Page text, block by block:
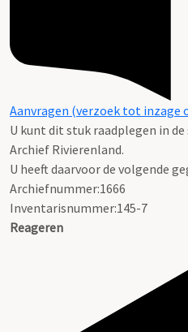
Aanvragen (verzoek tot inzage
U kunt dit stuk raadplegen in
Archief Rivierenland.
U heeft daarvoor de volgende
Archiefnummer:1666
Inventarisnummer:145-7
Reageren